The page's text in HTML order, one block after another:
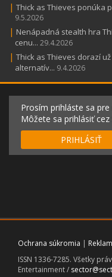
| Thick as Thieves ponúka
9.5.2026
| Nenápadná stealth hra
cenu... 29.4.2026
| Thick as Thieves dorazí
alternatív... 9.4.2026
Prosím prihláste sa
Môžete sa prihlásiť
PRIHLÁSIŤ
Ochrana súkromia |
ISSN 1336-7285. Všetky
Entertainment /